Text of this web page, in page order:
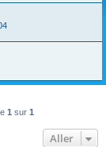
1 sur 1
Aller